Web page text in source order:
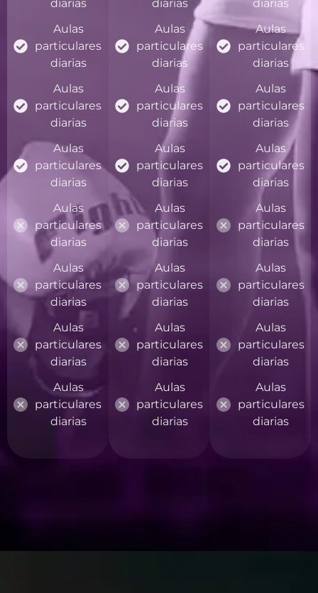
diarias
Aulas
particulares
diarias
Aulas
particulares
diarias
Aulas
particulares
diarias
Aulas
particulares
diarias
Aulas
particulares
diarias
Aulas
particulares
diarias
Aulas
particulares
diarias
diarias
Aulas
particulares
diarias
Aulas
particulares
diarias
Aulas
particulares
diarias
Aulas
particulares
diarias
Aulas
particulares
diarias
Aulas
particulares
diarias
Aulas
particulares
diarias
diarias
Aulas
particulares
diarias
Aulas
particulares
diarias
Aulas
particulares
diarias
Aulas
particulares
diarias
Aulas
particulares
diarias
Aulas
particulares
diarias
Aulas
particulares
diarias